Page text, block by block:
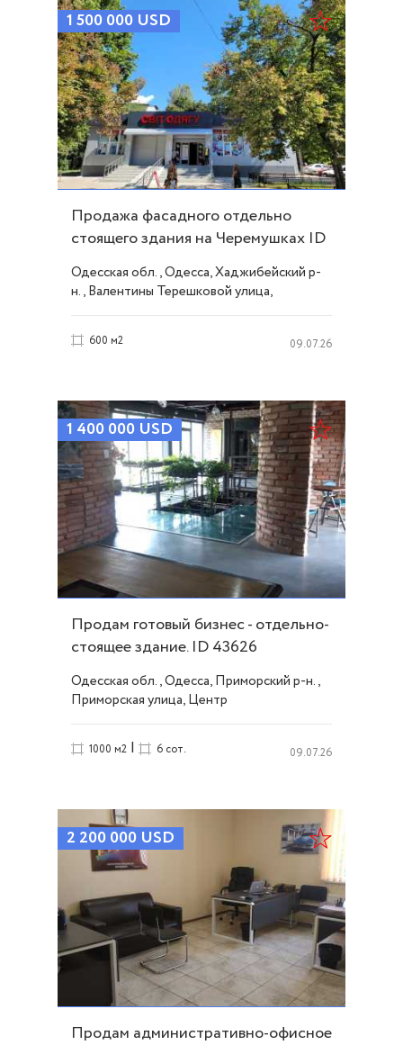
1 500 000 USD
Продажа фасадного отдельно
стоящего здания на Черемушках ID
20824
Одесская обл., Одесса, Хаджибейский р-
н., Валентины Терешковой улица,
600 м2 09.07.26
1 400 000 USD
Продам готовый бизнес - отдельно-
стоящее здание. ID 43626
Одесская обл., Одесса, Приморский р-н.,
Приморская улица, Центр
1000 м2 | 6 сот. 09.07.26
2 200 000 USD
Продам административно-офисное